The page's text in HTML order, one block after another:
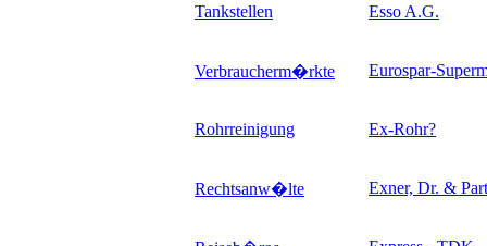
Tankstellen Esso A.G.
Verbraucherm�rkte Eurospar-
Rohrreinigung Ex-Rohr?
Rechtsanw�lte Exner, Dr. &